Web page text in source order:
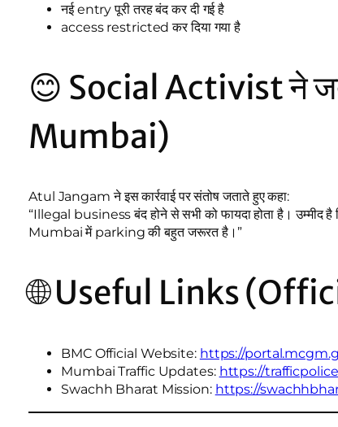
नई entry पूरी तरह बंद कर दी गई है
access restricted कर दिया गया है
😊 Social Activist ने
Mumbai)
Atul Jangam ने इस कार्रवाई पर संतोष जताते हुए कहा:
“Illegal business बंद होने से सभी को फायदा होता है।
Mumbai में parking की बहुत जरूरत है।”
🌐 Useful Links
BMC Official Website: https://
Mumbai Traffic Updates: https://
Swachh Bharat Mission: https://